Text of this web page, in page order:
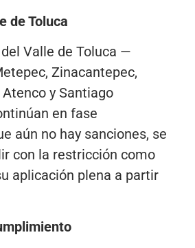
de Toluca
Valle de Toluca —
Zinacantepec,
y Santiago
en fase
aún no hay sanciones, se
con la restricción como
aplicación plena a partir